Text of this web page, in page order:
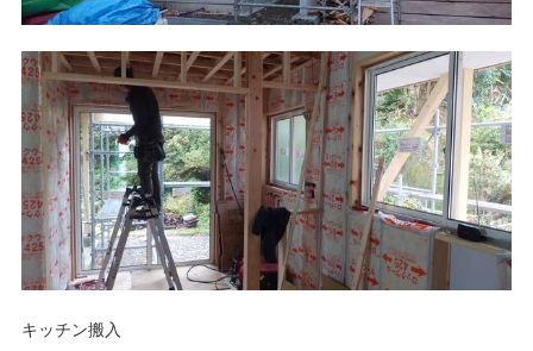
キッチン搬入